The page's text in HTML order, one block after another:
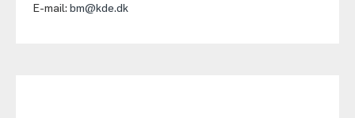
E-mail: bm@kde.dk